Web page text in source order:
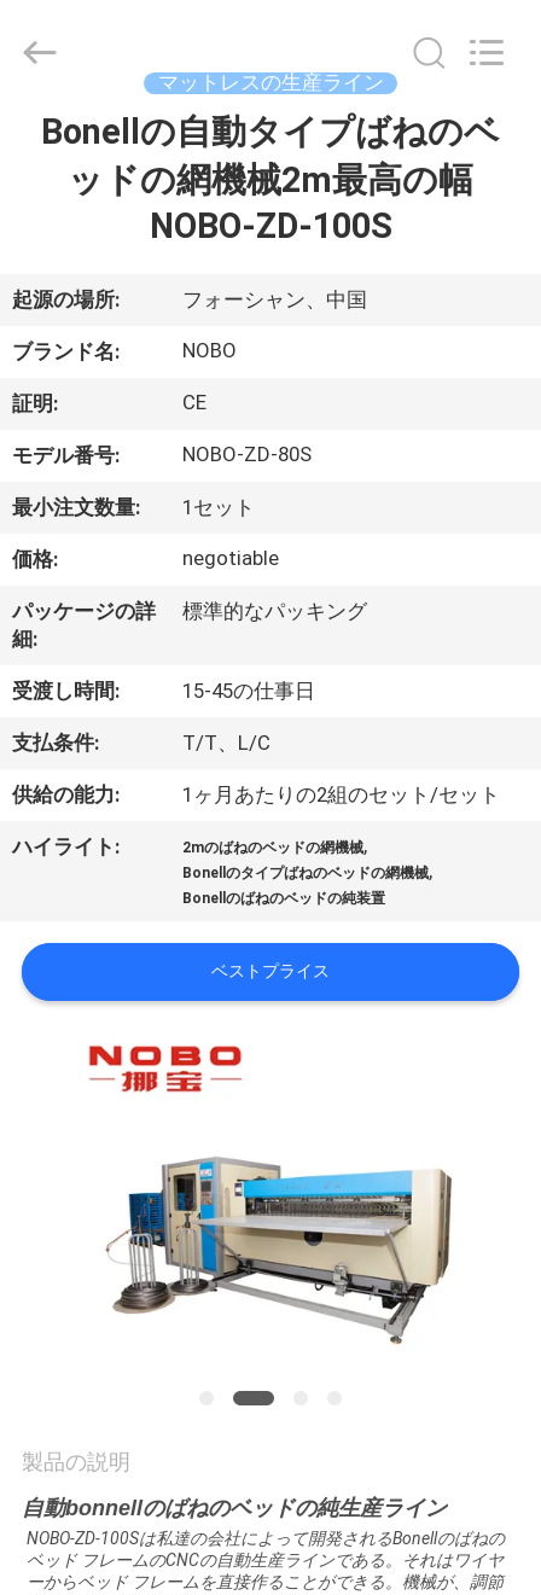
製
品
企
業
情
会
社
内
質
管
ニ
ュ
ー
2026
マットレスの生産ライン
Bonellの自動タイプばねのベ
ッドの網機械2m最高の幅
NOBO-ZD-100S
起源の場所: フォーシャン、中国
ブランド名: NOBO
証明: CE
モデル番号: NOBO-ZD-80S
最小注文数量: 1セット
価格: negotiable
パッケージの詳
細:
標準的なパッキング
受渡し時間: 15-45の仕事日
支払条件: T/T、L/C
供給の能力: 1ヶ月あたりの2組のセット/セット
ハイライト: 2mのばねのベッドの網機械,
Bonellのタイプばねのベッドの網機械,
Bonellのばねのベッドの純装置
ベストプライス
製品の説明
自動bonnellのばねのベッドの純生産ライン
NOBO-ZD-100Sは私達の会社によって開発されるBonellのばねの
ベッド フレームのCNCの自動生産ラインである。それはワイヤ
ーからベッド フレームを直接作ることができる。機械が、調節